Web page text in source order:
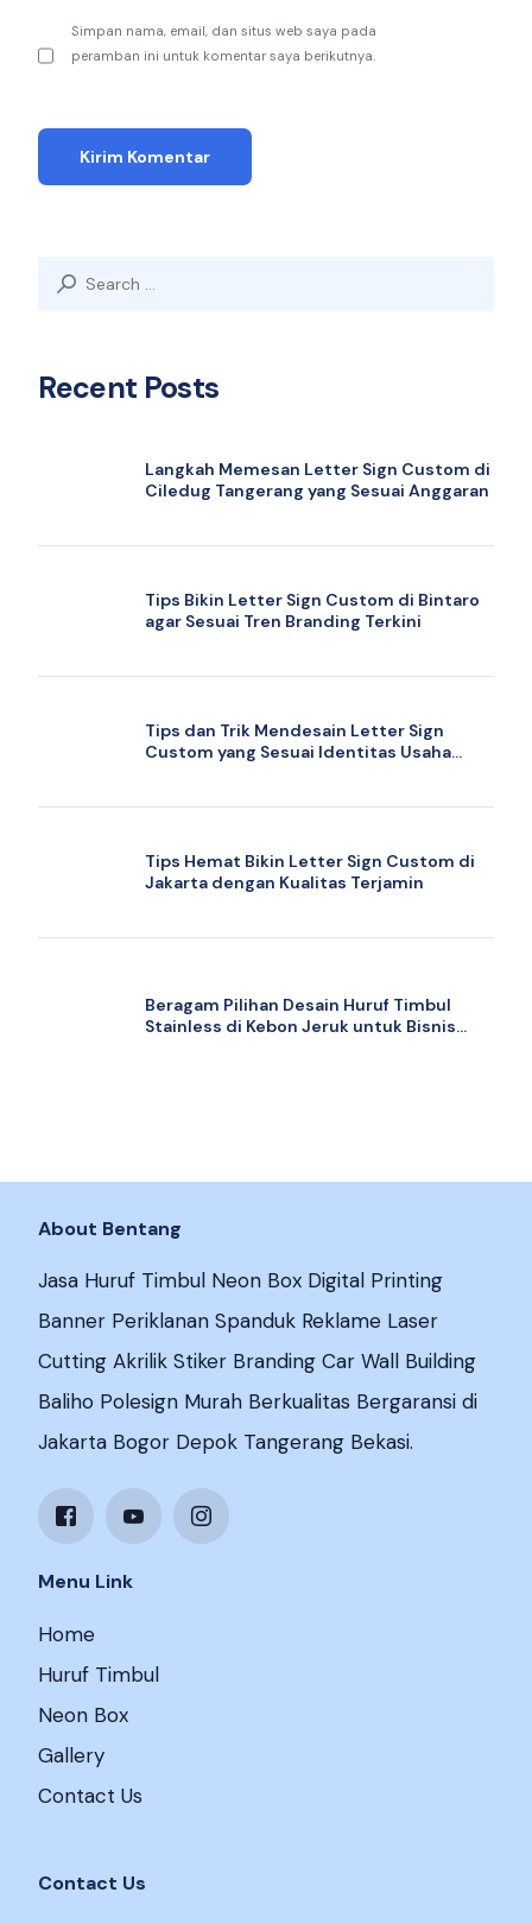
Simpan nama, email, dan situs web saya pada
peramban ini untuk komentar saya berikutnya.
Search
Recent Posts
Langkah Memesan Letter Sign Custom di
Ciledug Tangerang yang Sesuai Anggaran
Tips Bikin Letter Sign Custom di Bintaro
agar Sesuai Tren Branding Terkini
Tips dan Trik Mendesain Letter Sign
Custom yang Sesuai Identitas Usaha
Tips Hemat Bikin Letter Sign Custom di
Jakarta dengan Kualitas Terjamin
Beragam Pilihan Desain Huruf Timbul
Stainless di Kebon Jeruk untuk Bisnis
About Bentang
Jasa Huruf Timbul Neon Box Digital Printing
Banner Periklanan Spanduk Reklame Laser
Cutting Akrilik Stiker Branding Car Wall Building
Baliho Polesign Murah Berkualitas Bergaransi di
Jakarta Bogor Depok Tangerang Bekasi.
Menu Link
Home
Huruf Timbul
Neon Box
Gallery
Contact Us
Contact Us